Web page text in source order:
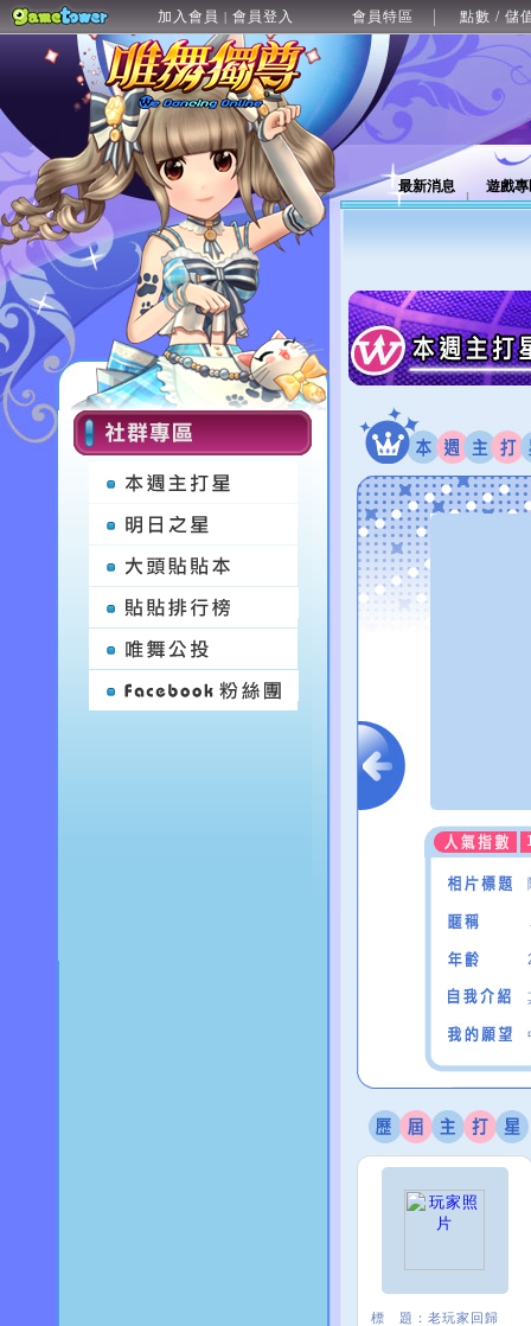
加入會員 | 會員登入 會員特區 點數 / 儲
最新消息 遊戲
標 題： 老玩家回歸